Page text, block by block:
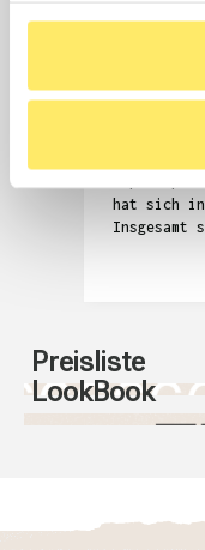
bereitgestellt
Ihrer Nutzung der
Die
hat sich in
Insgesamt
Preisliste
LookBook